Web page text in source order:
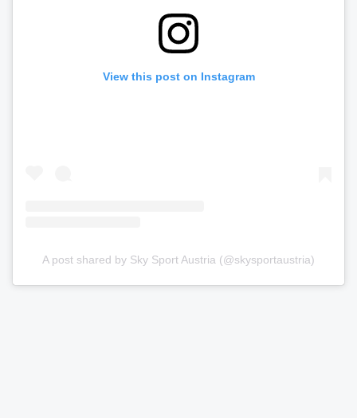
View this post on Instagram
A post shared by Sky Sport Austria (@skysportaustria)